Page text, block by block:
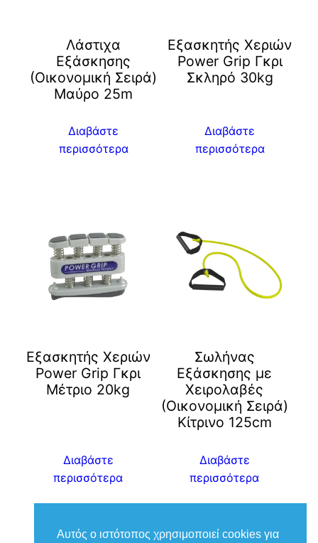
Λάστιχα
Εξάσκησης
(Οικονομική Σειρά)
Μαύρο 25m
Διαβάστε
περισσότερα
Εξασκητής Χεριών
Power Grip Γκρι
Σκληρό 30kg
Διαβάστε
περισσότερα
Εξασκητής Χεριών
Power Grip Γκρι
Μέτριο 20kg
Διαβάστε
περισσότερα
Σωλήνας
Εξάσκησης με
Χειρολαβές
(Οικονομική Σειρά)
Kίτρινο 125cm
Διαβάστε
περισσότερα
Αυτός ο ιστότοπος χρησιμοποιεί cookies για